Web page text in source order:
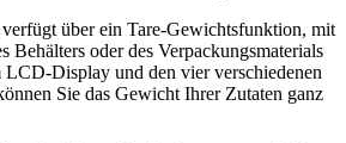
über ein Tare-Gewichtsfunktion, mit
Behälters oder des Verpackungsmaterials
Display und den vier verschiedenen
Sie das Gewicht Ihrer Zutaten ganz